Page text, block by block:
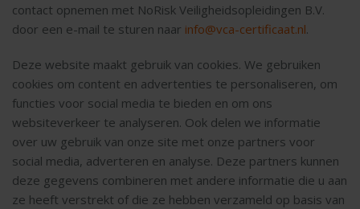
contact opnemen met NoRisk Veiligheidsopleidingen B.V.
door een e-mail te sturen naar info@vca-certificaat.nl.
Deze website maakt gebruik van cookies. We gebruiken
cookies om content en advertenties te personaliseren, om
functies voor social media te bieden en om ons
websiteverkeer te analyseren. Ook delen we informatie
over uw gebruik van onze site met onze partners voor
social media, adverteren en analyse. Deze partners kunnen
deze gegevens combineren met andere informatie die u aan
ze heeft verstrekt of die ze hebben verzameld op basis van